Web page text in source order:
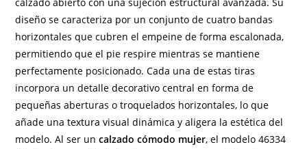
calzado abierto con una sujeción estructural avanzada. Su
diseño se caracteriza por un conjunto de cuatro bandas
horizontales que cubren el empeine de forma escalonada,
permitiendo que el pie respire mientras se mantiene
perfectamente posicionado. Cada una de estas tiras
incorpora un detalle decorativo central en forma de
pequeñas aberturas o troquelados horizontales, lo que
añade una textura visual dinámica y aligera la estética del
modelo. Al ser uncalzado cómodo mujer, el modelo 46334